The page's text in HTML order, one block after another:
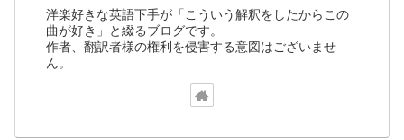
洋楽好きな英語下手が「こういう解釈をしたからこの
曲が好き」と綴るブログです。
作者、翻訳者様の権利を侵害する意図はございませ
ん。